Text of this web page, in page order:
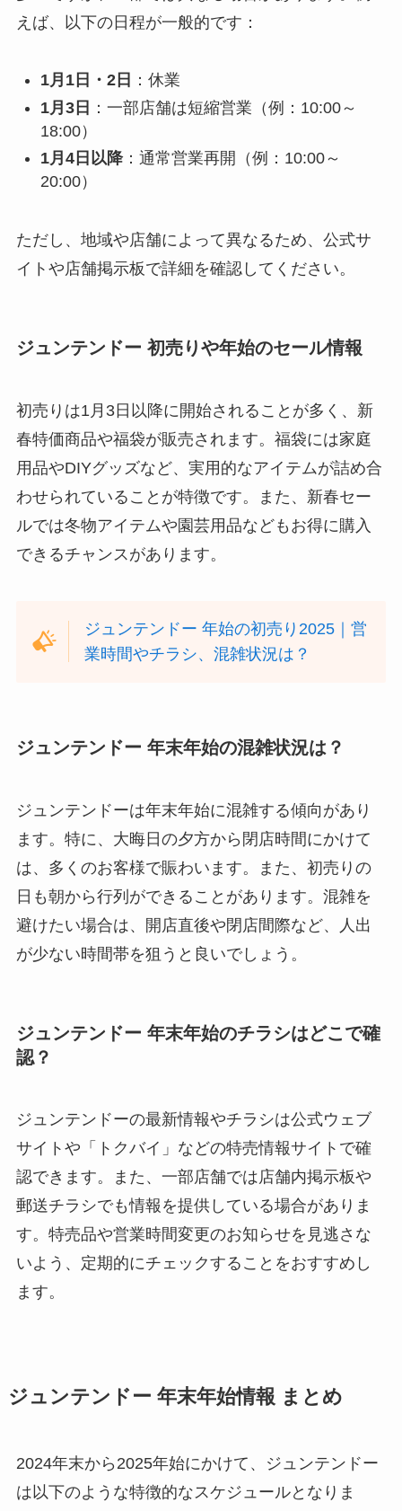
えば、以下の日程が一般的です：
1月1日・2日 ：休業
1月3日 ：一部店舗は短縮営業（例：10:00～
18:00）
1月4日以降：通常営業再開（例：10:00～
20:00）
ただし、地域や店舗によって異なるため、公式サ
イトや店舗掲示板で詳細を確認してください。
ジュンテンドー 初売りや年始のセール情報
初売りは1月3日以降に開始されることが多く、新
春特価商品や福袋が販売されます。福袋には家庭
用品やDIYグッズなど、実用的なアイテムが詰め合
わせられていることが特徴です。また、新春セー
ルでは冬物アイテムや園芸用品などもお得に購入
できるチャンスがあります。
ジュンテンドー 年始の初売り2025｜営
業時間やチラシ、混雑状況は？
ジュンテンドー 年末年始の混雑状況は？
ジュンテンドーは年末年始に混雑する傾向があり
ます。特に、大晦日の夕方から閉店時間にかけて
は、多くのお客様で賑わいます。また、初売りの
日も朝から行列ができることがあります。混雑を
避けたい場合は、開店直後や閉店間際など、人出
が少ない時間帯を狙うと良いでしょう。
ジュンテンドー 年末年始のチラシはどこで確
認？
ジュンテンドーの最新情報やチラシは公式ウェブ
サイトや「トクバイ」などの特売情報サイトで確
認できます。また、一部店舗では店舗内掲示板や
郵送チラシでも情報を提供している場合がありま
す。特売品や営業時間変更のお知らせを見逃さな
いよう、定期的にチェックすることをおすすめし
ます。
ジュンテンドー 年末年始情報 まとめ
2024年末から2025年始にかけて、ジュンテンドー
は以下のような特徴的なスケジュールとなりま